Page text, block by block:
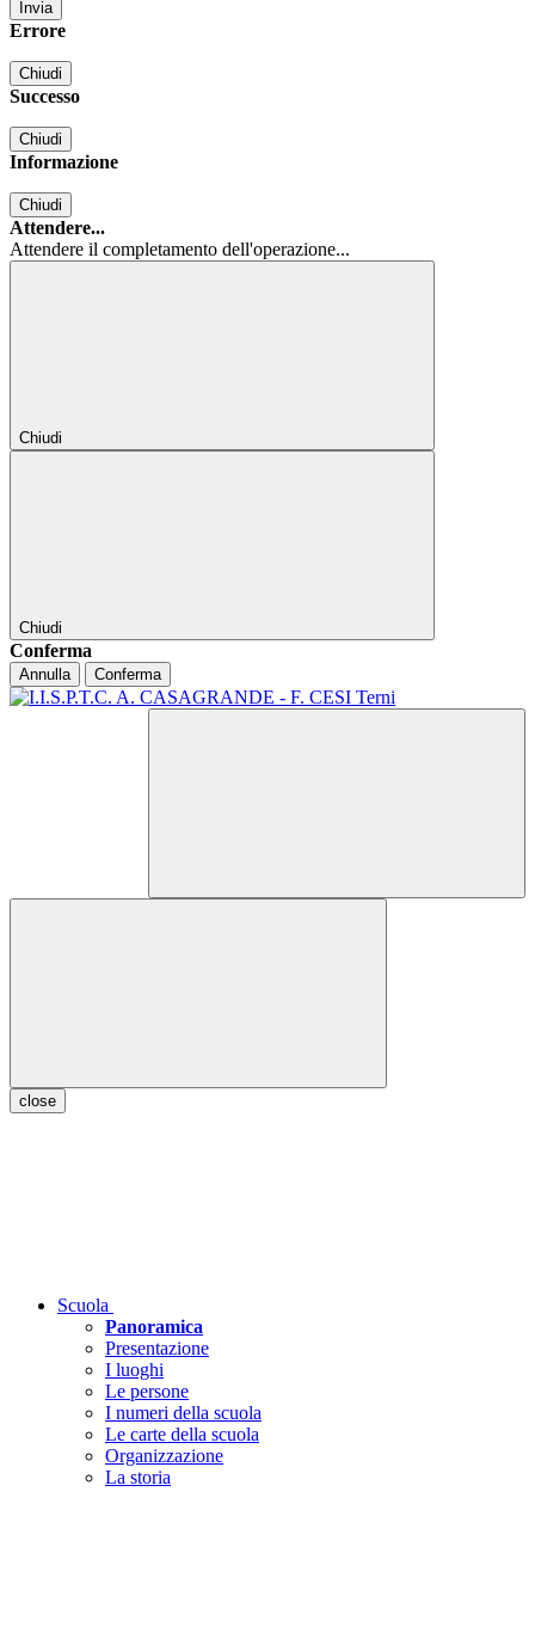
Errore
Chiudi
Successo
Chiudi
Informazione
Chiudi
Attendere...
Attendere il completamento dell'operazione...
Chiudi
Chiudi
Conferma
Annulla Conferma
close
Scuola
Panoramica
Presentazione
I luoghi
Le persone
I numeri della scuola
Le carte della scuola
Organizzazione
La storia